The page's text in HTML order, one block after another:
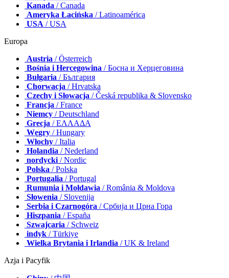
Brazylia / Brasil
Kanada/ Canada
Ameryka Łacińska
Austria/ Österreich
Bośnia i Hercegowina
Bułgaria/ България
Chorwacja/ Hrvatska
Czechy i Słowacja
Francja / France
Niemcy/ Deutschland
Grecja / ΕΛΛΑΔΑ
Węgry/ Hungary
Włochy/ Italia
Holandia / Nederland
nordycki/ Nordic
Polska/ Polska
Portugalia/ Portugal
Rumunia i Mołdawia
Słowenia/ Slovenija
Serbia i Czarnogóra
Hiszpania/ España
Szwajcaria/ Schweiz
indyk/ Türkiye